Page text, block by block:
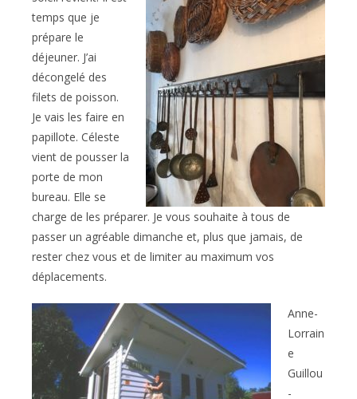
temps que je
prépare le
déjeuner. J’ai
décongelé des
filets de poisson.
Je vais les faire en
papillote. Céleste
vient de pousser la
porte de mon
bureau. Elle se
charge de les préparer. Je vous souhaite à tous de
passer un agréable dimanche et, plus que jamais, de
rester chez vous et de limiter au maximum vos
déplacements.
Anne-
Lorrain
e
Guillou
-